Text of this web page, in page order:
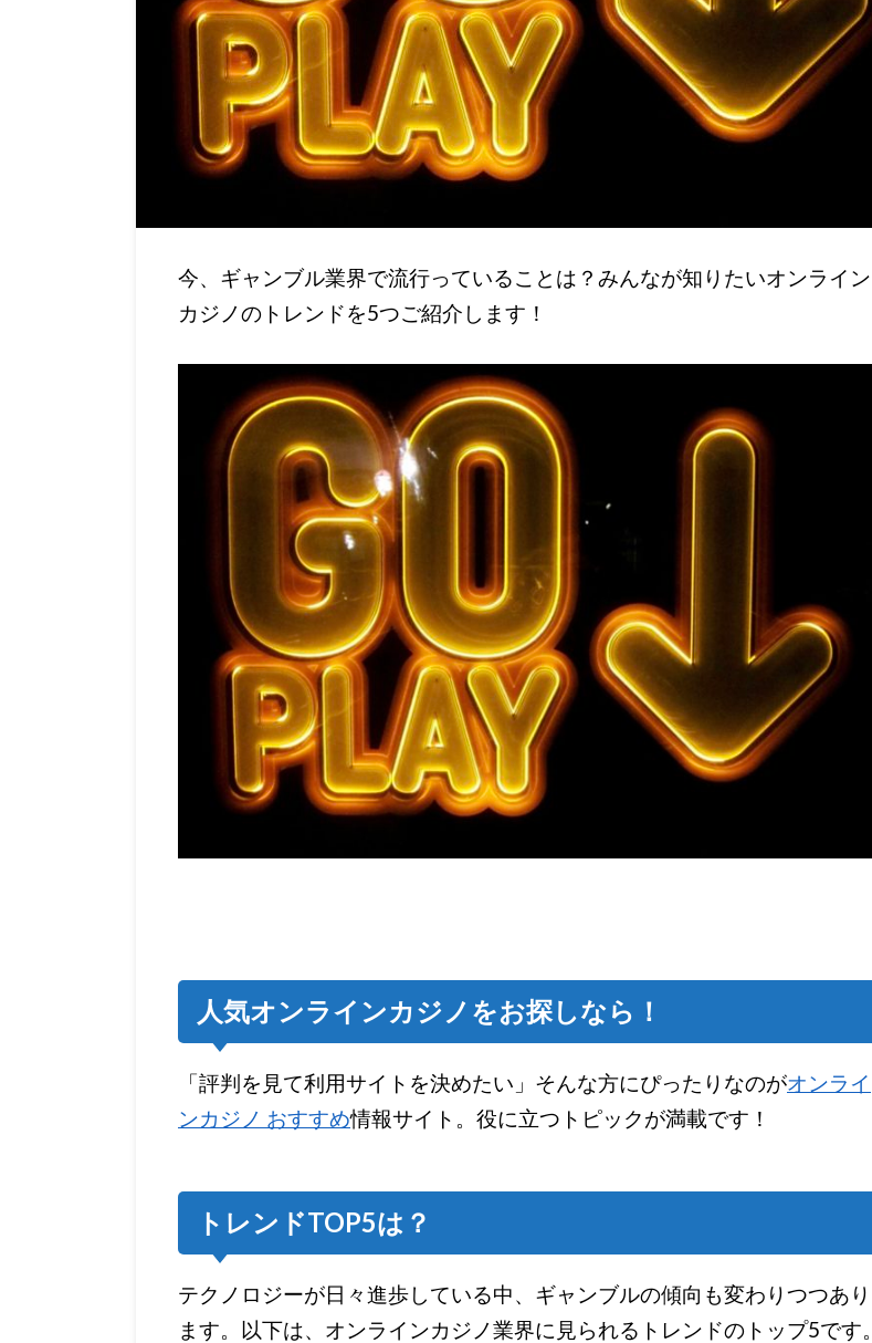
今、ギャンブル業界で流行っていることは？みんなが知りたいオンライン
カジノのトレンドを5つご紹介します！
人気オンラインカジノをお探しなら！
「評判を見て利用サイトを決めたい」そんな方にぴったりなのがオンライ
ンカジノ おすすめ情報サイト。役に立つトピックが満載です！
トレンドTOP5は？
テクノロジーが日々進歩している中、ギャンブルの傾向も変わりつつあり
ます。以下は、オンラインカジノ業界に見られるトレンドのトップ5です。